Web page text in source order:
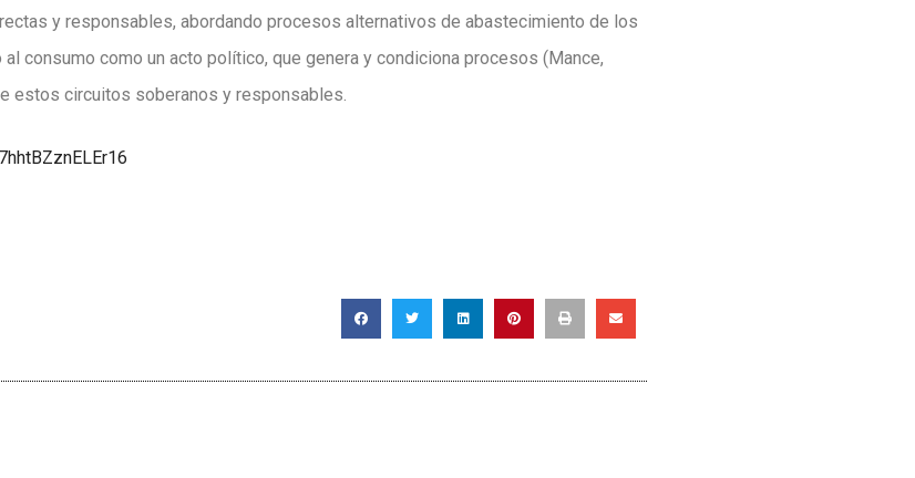
y responsables, abordando procesos alternativos de abastecimiento de los
consumo como un acto político, que genera y condiciona procesos (Mance,
estos circuitos soberanos y responsables.